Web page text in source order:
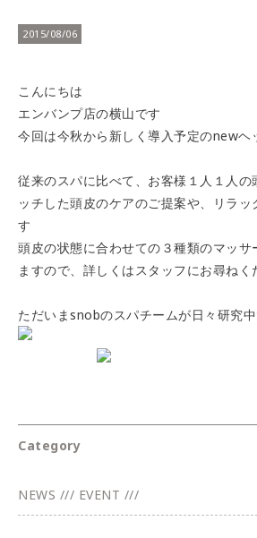
2015/08/06
こんにちは
エンバンプ店の横山です
今回は今秋から新しく導入予定のnewヘ
従来のスパに比べて、お客様１人１人の
ッチした頭皮のケアのご提案や、リラッ
す
頭皮の状態に合わせての３種類のマッサ
ますので、詳しくはスタッフにお尋ねく
ただいまsnobのスパチームが日々研究
Category
NEWS /// EVENT ///